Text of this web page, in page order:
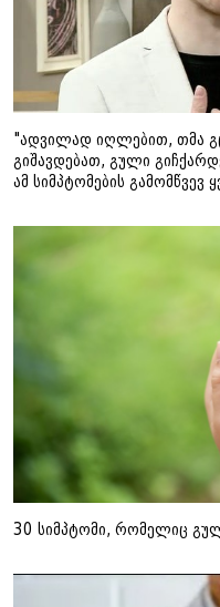
"ადვილად იღლებით, თმა
გიშავდებათ, გული
ამ სიმპტომების გამომწვევ
30 სიმპტომი, რომელიც